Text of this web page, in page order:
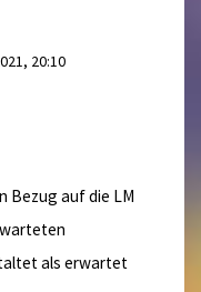
20:10
Bezug auf die LM
als erwartet